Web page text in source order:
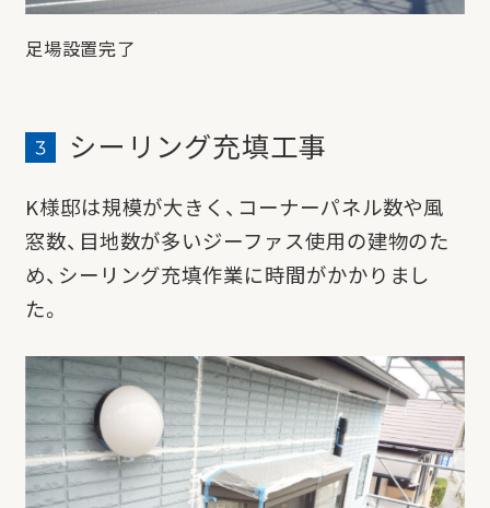
足場設置完了
シーリング充填工事
K様邸は規模が大きく、コーナーパネル数や風
窓数、目地数が多いジーファス使用の建物のた
め、シーリング充填作業に時間がかかりまし
た。